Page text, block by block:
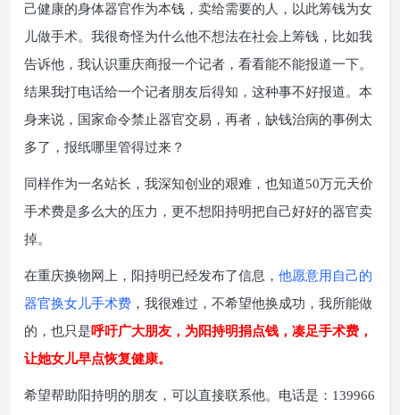
己健康的身体器官作为本钱，卖给需要的人，以此筹钱为女
儿做手术。我很奇怪为什么他不想法在社会上筹钱，比如我
告诉他，我认识重庆商报一个记者，看看能不能报道一下。
结果我打电话给一个记者朋友后得知，这种事不好报道。本
身来说，国家命令禁止器官交易，再者，缺钱治病的事例太
多了，报纸哪里管得过来？
同样作为一名站长，我深知创业的艰难，也知道50万元天价
手术费是多么大的压力，更不想阳持明把自己好好的器官卖
掉。
在重庆换物网上，阳持明已经发布了信息， 他愿意用自己的
器官换女儿手术费 ，我很难过，不希望他换成功，我所能做
的，也只是呼吁广大朋友，为阳持明捐点钱，凑足手术费，
让她女儿早点恢复健康。
希望帮助阳持明的朋友，可以直接联系他。电话是：139966